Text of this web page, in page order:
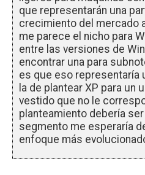
que representarán una
crecimiento del mercado
me parece el nicho para
entre las versiones de
encontrar una para
es que eso representaría
la de plantear XP para un
vestido que no le
planteamiento debería
segmento me esperaría
enfoque más